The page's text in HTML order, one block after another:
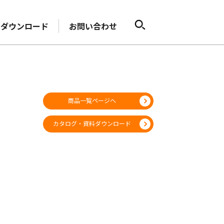
ダウンロード お問い合わせ
商品一覧ページへ
カタログ・資料ダウンロード